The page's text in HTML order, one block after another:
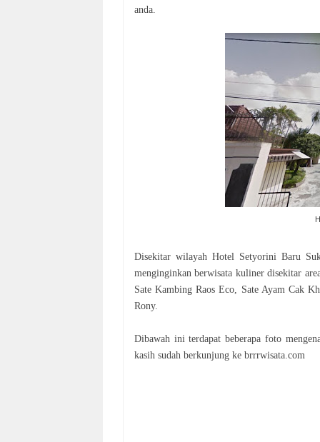
anda.
Disekitar wilayah Hotel Setyorini Baru
menginginkan berwisata kuliner disekitar
Sate Kambing Raos Eco, Sate Ayam Cak
Rony.
Dibawah ini terdapat beberapa foto
kasih sudah berkunjung ke brrrwisata.com